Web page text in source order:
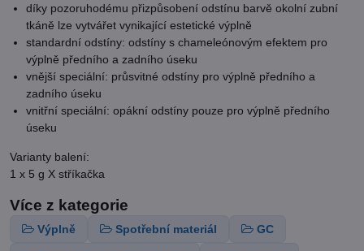
díky pozoruhodému přizpůsobení odstínu barvě okolní zubní
tkáně lze vytvářet vynikající estetické výplně
standardní odstíny: odstíny s chameleónovým efektem pro
výplně předního a zadního úseku
vnější speciální: průsvitné odstíny pro výplně předního a
zadního úseku
vnitřní speciální: opákní odstíny pouze pro výplně předního
úseku
Varianty balení:
1 x 5 g X stříkačka
Více z kategorie
Výplně Spotřební materiál GC